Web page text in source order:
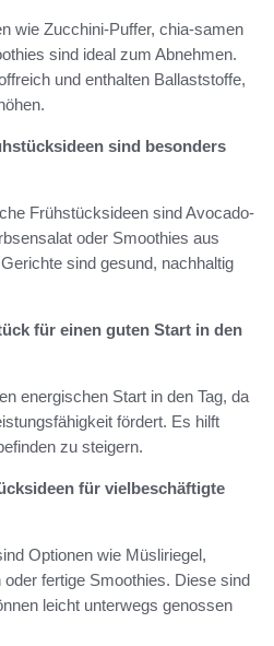
wie Zucchini-Puffer, chia-samen
sind ideal zum Abnehmen.
und enthalten Ballaststoffe,
sind besonders
Frühstücksideen sind Avocado-
oder Smoothies aus
sind gesund, nachhaltig
für einen guten Start in den
energischen Start in den Tag, da
fördert. Es hilft
zu steigern.
für vielbeschäftigte
Optionen wie Müsliriegel,
fertige Smoothies. Diese sind
leicht unterwegs genossen